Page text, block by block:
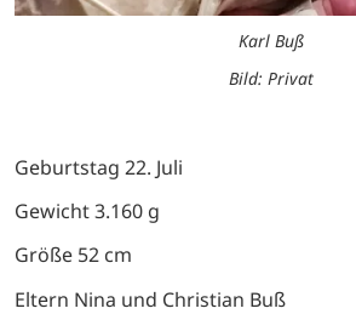
Karl Buß
Bild: Privat
Geburtstag 22. Juli
Gewicht 3.160 g
Größe 52 cm
Eltern Nina und Christian Buß